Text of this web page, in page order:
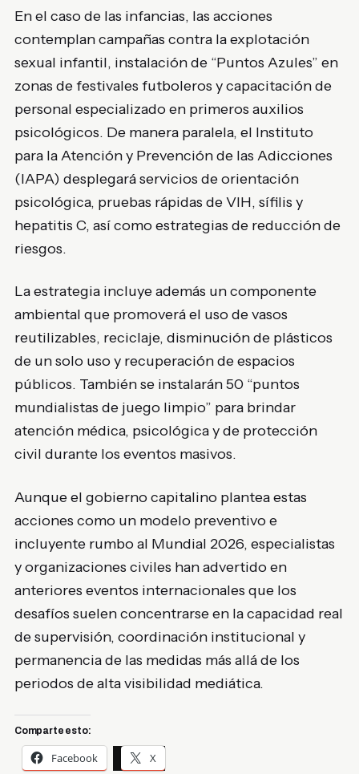
En el caso de las infancias, las acciones
contemplan campañas contra la explotación
sexual infantil, instalación de “Puntos Azules” en
zonas de festivales futboleros y capacitación de
personal especializado en primeros auxilios
psicológicos. De manera paralela, el Instituto
para la Atención y Prevención de las Adicciones
(IAPA) desplegará servicios de orientación
psicológica, pruebas rápidas de VIH, sífilis y
hepatitis C, así como estrategias de reducción de
riesgos.
La estrategia incluye además un componente
ambiental que promoverá el uso de vasos
reutilizables, reciclaje, disminución de plásticos
de un solo uso y recuperación de espacios
públicos. También se instalarán 50 “puntos
mundialistas de juego limpio” para brindar
atención médica, psicológica y de protección
civil durante los eventos masivos.
Aunque el gobierno capitalino plantea estas
acciones como un modelo preventivo e
incluyente rumbo al Mundial 2026, especialistas
y organizaciones civiles han advertido en
anteriores eventos internacionales que los
desafíos suelen concentrarse en la capacidad real
de supervisión, coordinación institucional y
permanencia de las medidas más allá de los
periodos de alta visibilidad mediática.
Comparte esto:
Facebook X